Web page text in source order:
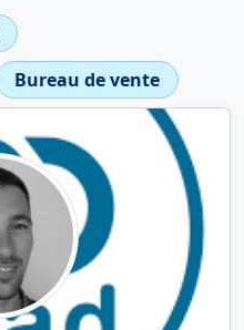
Bureau de vente